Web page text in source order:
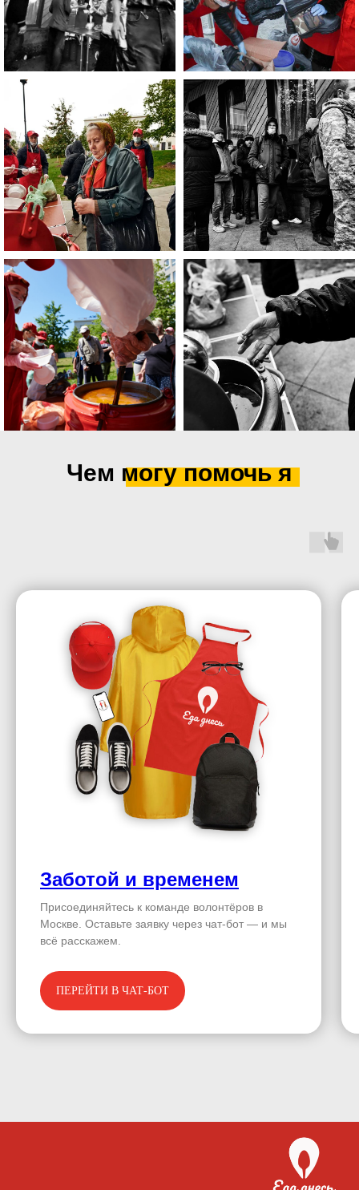
Чем могу помочь я
Заботой и временем
Присоединяйтесь к команде волонтёров в
Москве. Оставьте заявку через чат-бот — и мы
всё расскажем.
ПЕРЕЙТИ В ЧАТ-БОТ
Если Вы нуждаетесь в помощи, то
эта информация для Вас.
Каждый может оказаться в
сложной жизненной ситуации,
главное - знать, к кому обратиться
за помощью!
Вам?
ЧИТАТЬ